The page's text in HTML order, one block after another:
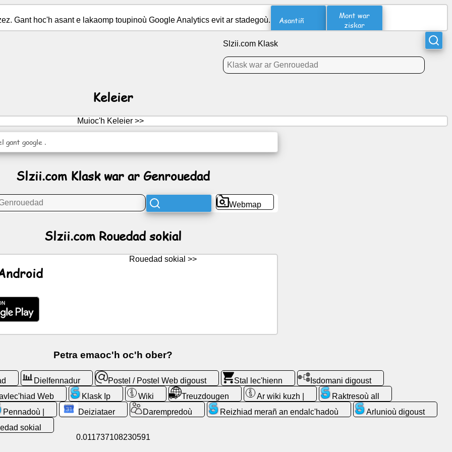
Gant hoc'h asant e lakaomp toupinoù Google Analytics evit ar stadegoù. Asantiñ
Mont war
ziskar
Slzii.com Klask
Keleier
Muioc'h Keleier >>
gant google .
Slzii.com Klask war ar Genrouedad
Webmap
Slzii.com Rouedad sokial
Rouedad sokial >>
Petra emaoc'h oc'h ober?
Dielfennadur Postel / Postel Web digoust Stal lec'hienn
Isdomani digoust
Web Klask Ip Wiki Treuzdougen Ar wiki kuzh |
Raktresoù all
Pennadoù | Deiziataer Darempredoù Reizhiad merañ an endalc'hadoù
Arlunioù digoust
sokial
0.011737108230591